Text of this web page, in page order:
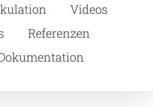
Videos
Referenzen